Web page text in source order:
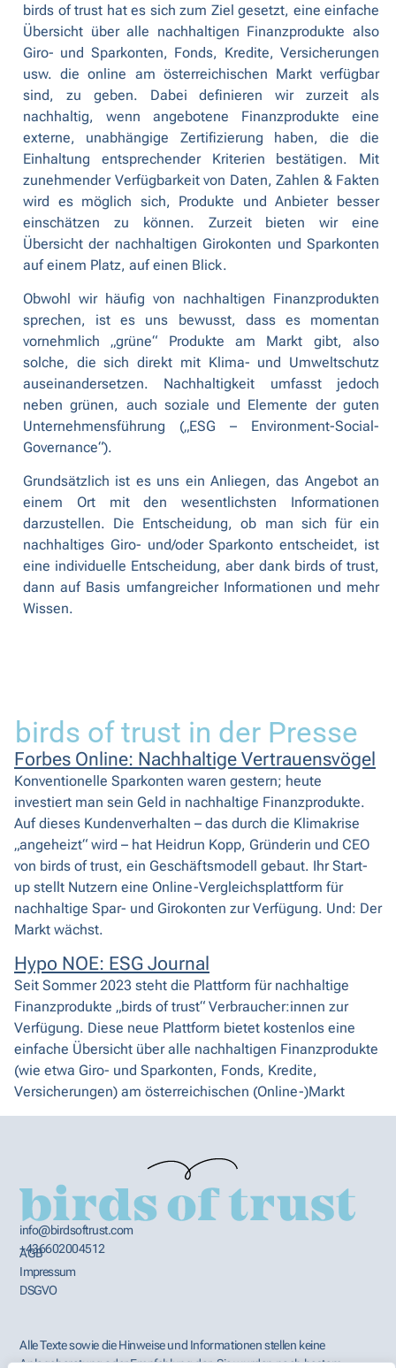
birds of trust hat es sich zum Ziel gesetzt, eine einfache
Übersicht über alle nachhaltigen Finanzprodukte also
Giro- und Sparkonten, Fonds, Kredite, Versicherungen
usw. die online am österreichischen Markt verfügbar
sind, zu geben. Dabei definieren wir zurzeit als
nachhaltig, wenn angebotene Finanzprodukte eine
externe, unabhängige Zertifizierung haben, die die
Einhaltung entsprechender Kriterien bestätigen. Mit
zunehmender Verfügbarkeit von Daten, Zahlen & Fakten
wird es möglich sich, Produkte und Anbieter besser
einschätzen zu können. Zurzeit bieten wir eine
Übersicht der nachhaltigen Girokonten und Sparkonten
auf einem Platz, auf einen Blick.
Obwohl wir häufig von nachhaltigen Finanzprodukten
sprechen, ist es uns bewusst, dass es momentan
vornehmlich „grüne“ Produkte am Markt gibt, also
solche, die sich direkt mit Klima- und Umweltschutz
auseinandersetzen. Nachhaltigkeit umfasst jedoch
neben grünen, auch soziale und Elemente der guten
Unternehmensführung („ESG – Environment-Social-
Governance“).
Grundsätzlich ist es uns ein Anliegen, das Angebot an
einem Ort mit den wesentlichsten Informationen
darzustellen. Die Entscheidung, ob man sich für ein
nachhaltiges Giro- und/oder Sparkonto entscheidet, ist
eine individuelle Entscheidung, aber dank birds of trust,
dann auf Basis umfangreicher Informationen und mehr
Wissen.
birds of trust in der Presse
Forbes Online: Nachhaltige Vertrauensvögel
Konventionelle Sparkonten waren gestern; heute
investiert man sein Geld in nachhaltige Finanzprodukte.
Auf dieses Kundenverhalten – das durch die Klimakrise
„angeheizt“ wird – hat Heidrun Kopp, Gründerin und CEO
von birds of trust, ein Geschäftsmodell gebaut. Ihr Start-
up stellt Nutzern eine Online-Vergleichsplattform für
nachhaltige Spar- und Girokonten zur Verfügung. Und: Der
Markt wächst.
Hypo NOE: ESG Journal
Seit Sommer 2023 steht die Plattform für nachhaltige
Finanzprodukte „birds of trust“ Verbraucher:innen zur
Verfügung. Diese neue Plattform bietet kostenlos eine
einfache Übersicht über alle nachhaltigen Finanzprodukte
(wie etwa Giro- und Sparkonten, Fonds, Kredite,
Versicherungen) am österreichischen (Online-)Markt
info@birdsoftrust.com
+436602004512
AGB
Impressum
DSGVO
Alle Texte sowie die Hinweise und Informationen stellen keine
Anlageberatung oder Empfehlung dar. Sie wurden nach bestem